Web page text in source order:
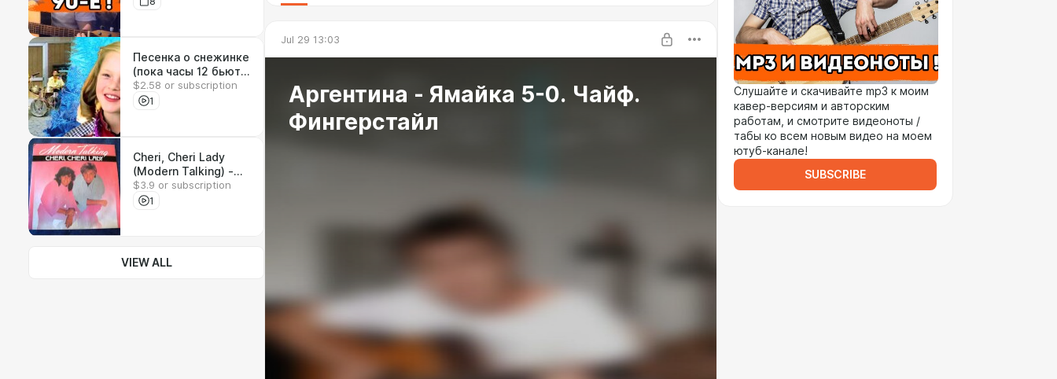
Песенка о снежинке
(пока часы 12 бьют)
- видеоноты (из к/ф
"Чародеи")
$2.58 or subscription
1
Cheri, Cheri Lady
(Modern Talking) -
видеоноты / табы
$3.9 or subscription
1
VIEW ALL
Jul 29 13:03
Аргентина - Ямайка 5-0. Чайф.
Фингерстайл
Слушайте и скачивайте mp3 к моим
кавер-версиям и авторским
работам, и смотрите видеоноты /
табы ко всем новым видео на моем
ютуб-канале!
SUBSCRIBE